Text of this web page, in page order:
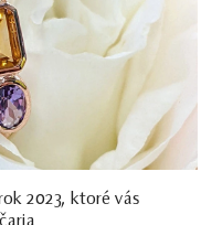
2023, ktoré vás